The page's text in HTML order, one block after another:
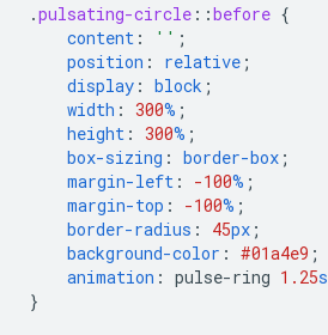
.pulsating-circle ::before {
content : '' ;
position : relative ;
display : block ;
width : 300% ;
height : 300% ;
box-sizing : border-box ;
margin-left : -100% ;
margin-top : -100% ;
border-radius : 45px ;
background-color : #01a4e9 ;
animation : pulse-ring 1.25s
}